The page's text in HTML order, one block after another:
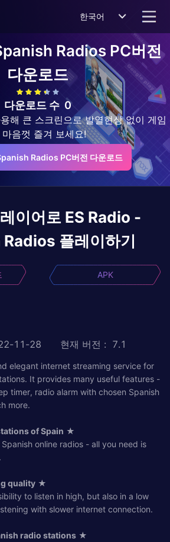
한국어
Radios PC버전
다운로드
다운로드 수 0
해 큰 스크린으로 발열현상 없이 게임
마음껏 즐겨 보세요!
Radios PC버전 다운로드
이어로 ES Radio -
플레이하기
APK
11-28 현재 버전 : 7.1
elegant internet streaming service for
It provides many useful features -
timer, radio alarm with chosen Spanish
more.
of Spain ★
online radios - all you need is
quality ★
to listen in high, but also in a low
with slower internet connection.
radio stations ★